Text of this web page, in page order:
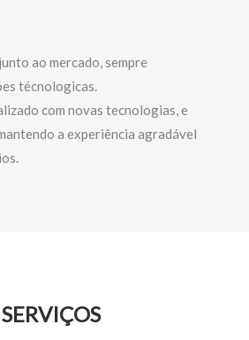
ao mercado, sempre
técnologicas.
com novas tecnologias, e
a experiência agradável
SERVIÇOS